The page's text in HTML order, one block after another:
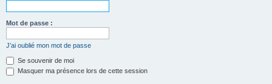
Mot de passe :
J’ai oublié mon mot de passe
Se souvenir de moi
Masquer ma présence lors de cette session